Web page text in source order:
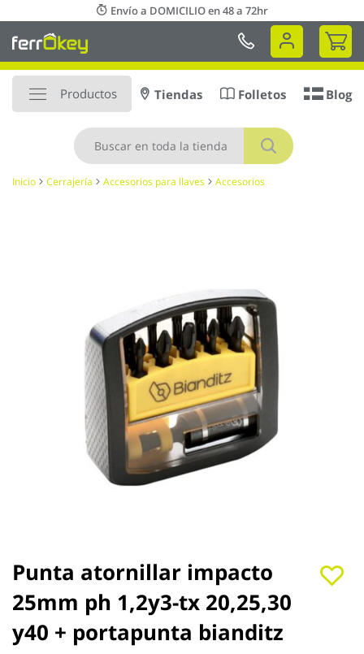
al
contenido
Envío a DOMICILIO en 48 a 72hr
Mi
Productos
Buscar
Tiendas Folletos Blog
Inicio Cerrajería Accesorios para llaves Accesorios
Punta atornillar impacto
25mm ph 1,2y3-tx 20,25,30
y40 + portapunta bianditz
Saltar
al
comienzo
de
la
galería